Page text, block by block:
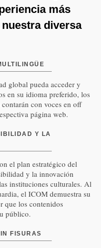
más
diversa
global pueda acceder y
en su idioma preferido, los
con voces en off
página web.
Y LA
el plan estratégico del
y la innovación
instituciones culturales. Al
el ICOM demuestra su
que los contenidos
público.
FISURAS